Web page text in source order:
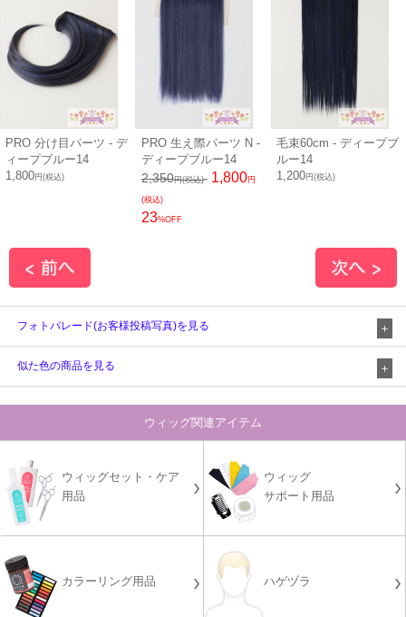
PRO 分け目パーツ - デ
ィープブルー14
1,800円(税込)
PRO 生え際パーツ N -
ディープブルー14
2,350円(税込) 1,800円
(税込)
23%OFF
毛束60cm - ディープブ
ルー14
1,200円(税込)
フォトパレード(お客様投稿写真)を見る
似た色の商品を見る
ウィッグ関連アイテム
ウィッグセット・ケア
用品
ウィッグ
サポート用品
カラーリング用品 ハゲヅラ